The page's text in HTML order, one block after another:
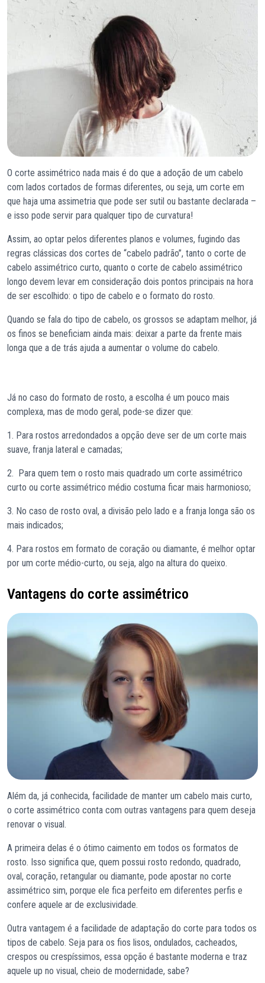
O corte assimétrico nada mais é do que a adoção de um cabelo
com lados cortados de formas diferentes, ou seja, um corte em
que haja uma assimetria que pode ser sutil ou bastante declarada –
e isso pode servir para qualquer tipo de curvatura!
Assim, ao optar pelos diferentes planos e volumes, fugindo das
regras clássicas dos cortes de “cabelo padrão”, tanto o corte de
cabelo assimétrico curto, quanto o corte de cabelo assimétrico
longo devem levar em consideração dois pontos principais na hora
de ser escolhido: o tipo de cabelo e o formato do rosto.
Quando se fala do tipo de cabelo, os grossos se adaptam melhor, já
os finos se beneficiam ainda mais: deixar a parte da frente mais
longa que a de trás ajuda a aumentar o volume do cabelo.
Já no caso do formato de rosto, a escolha é um pouco mais
complexa, mas de modo geral, pode-se dizer que:
1. Para rostos arredondados a opção deve ser de um corte mais
suave, franja lateral e camadas;
2. Para quem tem o rosto mais quadrado um corte assimétrico
curto ou corte assimétrico médio costuma ficar mais harmonioso;
3. No caso de rosto oval, a divisão pelo lado e a franja longa são os
mais indicados;
4. Para rostos em formato de coração ou diamante, é melhor optar
por um corte médio-curto, ou seja, algo na altura do queixo.
Vantagens do corte assimétrico
Além da, já conhecida, facilidade de manter um cabelo mais curto,
o corte assimétrico conta com outras vantagens para quem deseja
renovar o visual.
A primeira delas é o ótimo caimento em todos os formatos de
rosto. Isso significa que, quem possui rosto redondo, quadrado,
oval, coração, retangular ou diamante, pode apostar no corte
assimétrico sim, porque ele fica perfeito em diferentes perfis e
confere aquele ar de exclusividade.
Outra vantagem é a facilidade de adaptação do corte para todos os
tipos de cabelo. Seja para os fios lisos, ondulados, cacheados,
crespos ou crespíssimos, essa opção é bastante moderna e traz
aquele up no visual, cheio de modernidade, sabe?